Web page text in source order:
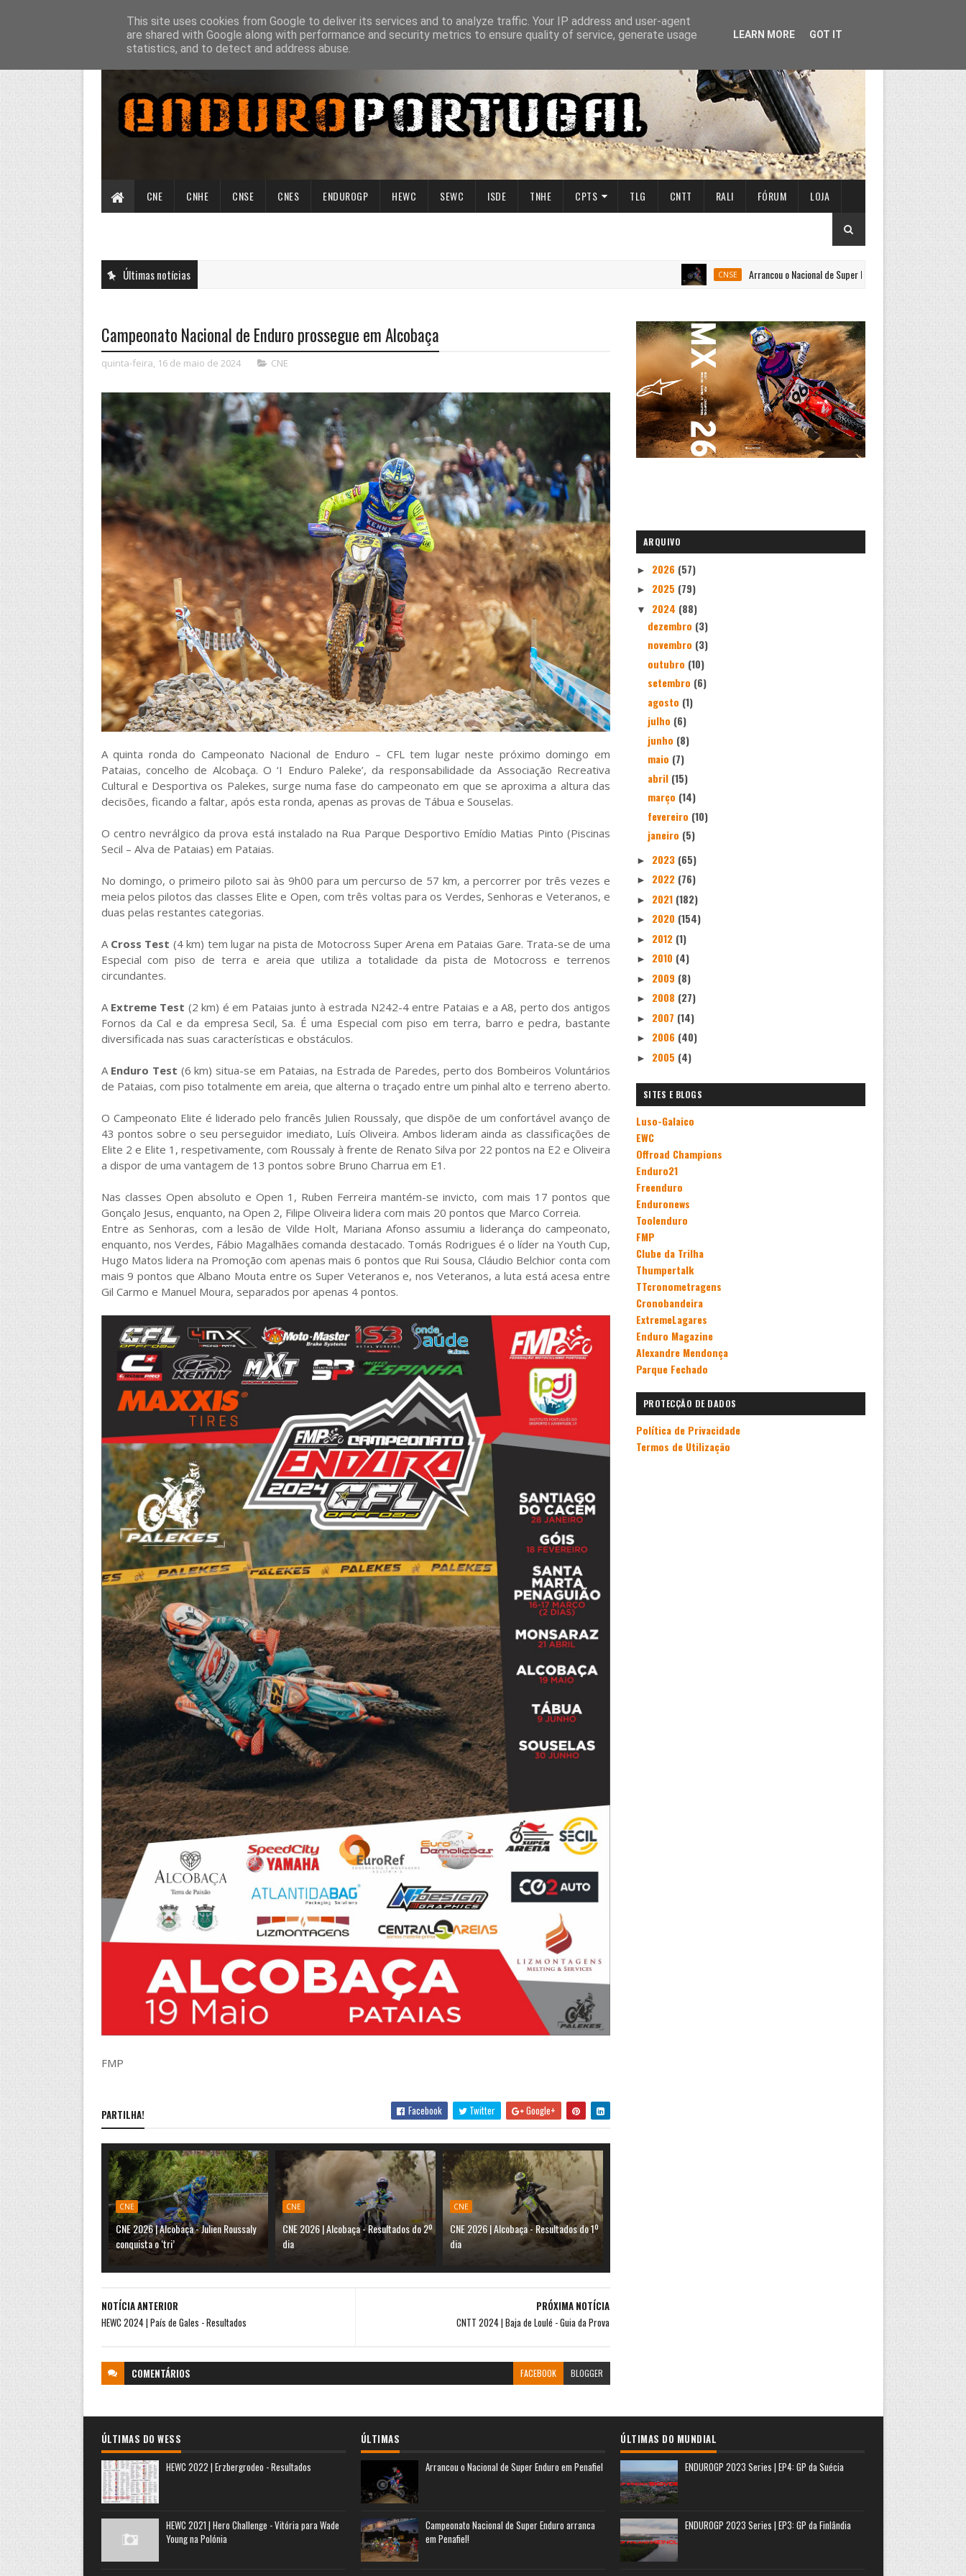
CNE CNHE CNSE CNES ENDUROGP HEWC SEWC ISDE TNHE CPTS TLG CNTT RALI FÓRUM LOJA
Últimas notícias Arrancou o Nacional de Super Enduro em Penafiel CNSE
Campeonato Nacional de Enduro prossegue em Alcobaça
quinta-feira, 16 de maio de 2024 CNE
A quinta ronda do Campeonato Nacional de Enduro – CFL tem lugar neste próximo domingo em
Pataias, concelho de Alcobaça. O ‘I Enduro Paleke’, da responsabilidade da Associação Recreativa
Cultural e Desportiva os Palekes, surge numa fase do campeonato em que se aproxima a altura das
decisões, ficando a faltar, após esta ronda, apenas as provas de Tábua e Souselas.
O centro nevrálgico da prova está instalado na Rua Parque Desportivo Emídio Matias Pinto (Piscinas
Secil – Alva de Pataias) em Pataias.
No domingo, o primeiro piloto sai às 9h00 para um percurso de 57 km, a percorrer por três vezes e
meia pelos pilotos das classes Elite e Open, com três voltas para os Verdes, Senhoras e Veteranos, e
duas pelas restantes categorias.
A Cross Test (4 km) tem lugar na pista de Motocross Super Arena em Pataias Gare. Trata-se de uma
Especial com piso de terra e areia que utiliza a totalidade da pista de Motocross e terrenos
circundantes.
A Extreme Test (2 km) é em Pataias junto à estrada N242-4 entre Pataias e a A8, perto dos antigos
Fornos da Cal e da empresa Secil, Sa. É uma Especial com piso em terra, barro e pedra, bastante
diversificada nas suas características e obstáculos.
AEnduro Test (6 km) situa-se em Pataias, na Estrada de Paredes, perto dos Bombeiros Voluntários
de Pataias, com piso totalmente em areia, que alterna o traçado entre um pinhal alto e terreno aberto.
O Campeonato Elite é liderado pelo francês Julien Roussaly, que dispõe de um confortável avanço de
43 pontos sobre o seu perseguidor imediato, Luís Oliveira. Ambos lideram ainda as classificações de
Elite 2 e Elite 1, respetivamente, com Roussaly à frente de Renato Silva por 22 pontos na E2 e Oliveira
a dispor de uma vantagem de 13 pontos sobre Bruno Charrua em E1.
Nas classes Open absoluto e Open 1, Ruben Ferreira mantém-se invicto, com mais 17 pontos que
Gonçalo Jesus, enquanto, na Open 2, Filipe Oliveira lidera com mais 20 pontos que Marco Correia.
Entre as Senhoras, com a lesão de Vilde Holt, Mariana Afonso assumiu a liderança do campeonato,
enquanto, nos Verdes, Fábio Magalhães comanda destacado. Tomás Rodrigues é o líder na Youth Cup,
Hugo Matos lidera na Promoção com apenas mais 6 pontos que Rui Sousa, Cláudio Belchior conta com
mais 9 pontos que Albano Mouta entre os Super Veteranos e, nos Veteranos, a luta está acesa entre
Gil Carmo e Manuel Moura, separados por apenas 4 pontos.
FMP
PARTILHA! Facebook Twitter Google+
CNE
CNE 2026 | Alcobaça - Julien Roussaly
conquista o ‘tri’
CNE
CNE 2026 | Alcobaça - Resultados do 2º
dia
CNE
CNE 2026 | Alcobaça - Resultados do 1º
dia
PRÓXIMA NOTÍCIA
CNTT 2024 | Baja de Loulé - Guia da Prova
NOTÍCIA ANTERIOR
HEWC 2024 | País de Gales - Resultados
COMENTÁRIOS FACEBOOK BLOGGER
ARQUIVO
► 2026 (57)
► 2025 (79)
▼ 2024 (88)
dezembro (3)
novembro (3)
outubro (10)
setembro (6)
agosto (1)
julho (6)
junho (8)
maio (7)
abril (15)
março (14)
fevereiro (10)
janeiro (5)
► 2023 (65)
► 2022 (76)
► 2021 (182)
► 2020 (154)
► 2012 (1)
► 2010 (4)
► 2009 (8)
► 2008 (27)
► 2007 (14)
► 2006 (40)
► 2005 (4)
SITES E BLOGS
Luso-Galaico
EWC
Offroad Champions
Enduro21
Freenduro
Enduronews
Toolenduro
FMP
Clube da Trilha
Thumpertalk
TTcronometragens
Cronobandeira
ExtremeLagares
Enduro Magazine
Alexandre Mendonça
Parque Fechado
PROTECÇÃO DE DADOS
Política de Privacidade
Termos de Utilização
ÚLTIMAS DO WESS
HEWC 2022 | Erzbergrodeo - Resultados
HEWC 2021 | Hero Challenge - Vitória para Wade
Young na Polónia
ÚLTIMAS
Arrancou o Nacional de Super Enduro em Penafiel
Campeonato Nacional de Super Enduro arranca
em Penafiel!
ÚLTIMAS DO MUNDIAL
ENDUROGP 2023 Series | EP4: GP da Suécia
ENDUROGP 2023 Series | EP3: GP da Finlândia
This site uses cookies from Google to deliver its services and to analyze traffic. Your IP address and user-agent
are shared with Google along with performance and security metrics to ensure quality of service, generate usage
statistics, and to detect and address abuse.
LEARN MORE GOT IT